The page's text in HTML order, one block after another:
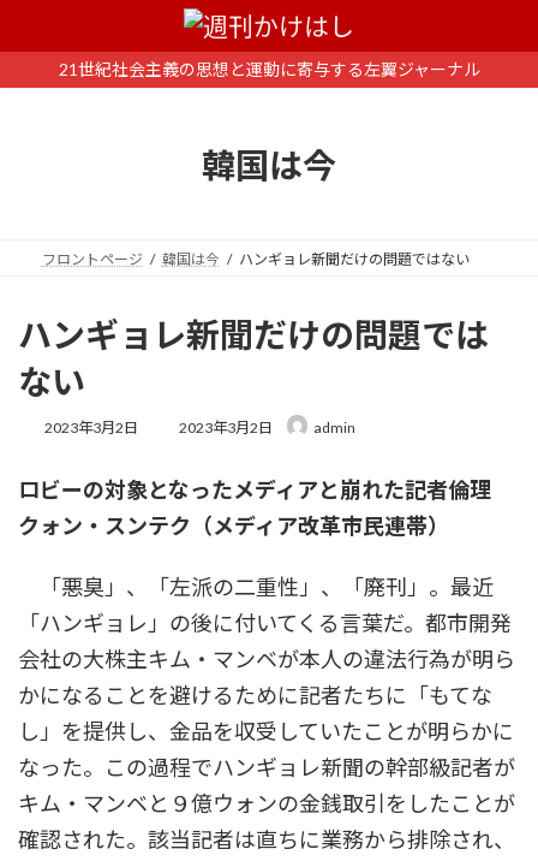
ン
ー
21世紀社会主義の思想と運動に寄与する左翼ジャーナル
韓国は今
フロントページ 韓国は今 ハンギョレ新聞だけの問題ではない
ハンギョレ新聞だけの問題では
ない
2023年3月2日
最
新
時
2023年3月2日 admin
ロビーの対象となったメディアと崩れた記者倫理
クォン・スンテク（メディア改革市民連帯）
「悪臭」、「左派の二重性」、「廃刊」。最近
「ハンギョレ」の後に付いてくる言葉だ。都市開発
会社の大株主キム・マンベが本人の違法行為が明ら
かになることを避けるために記者たちに「もてな
し」を提供し、金品を収受していたことが明らかに
なった。この過程でハンギョレ新聞の幹部級記者が
キム・マンベと９億ウォンの金銭取引をしたことが
確認された。該当記者は直ちに業務から排除され、